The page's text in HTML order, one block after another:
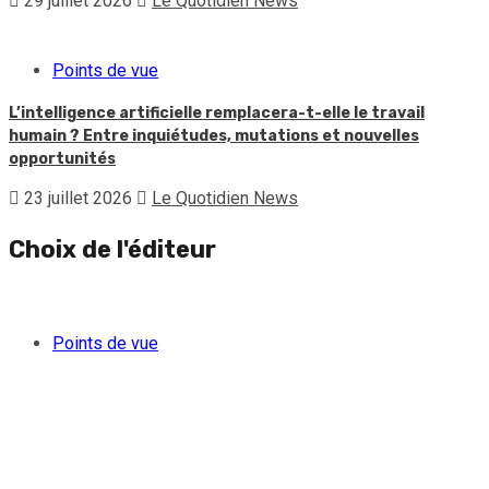
Points de vue
L’intelligence artificielle remplacera-t-elle le travail
humain ? Entre inquiétudes, mutations et nouvelles
opportunités
23 juillet 2026 Le Quotidien News
Choix de l'éditeur
Points de vue